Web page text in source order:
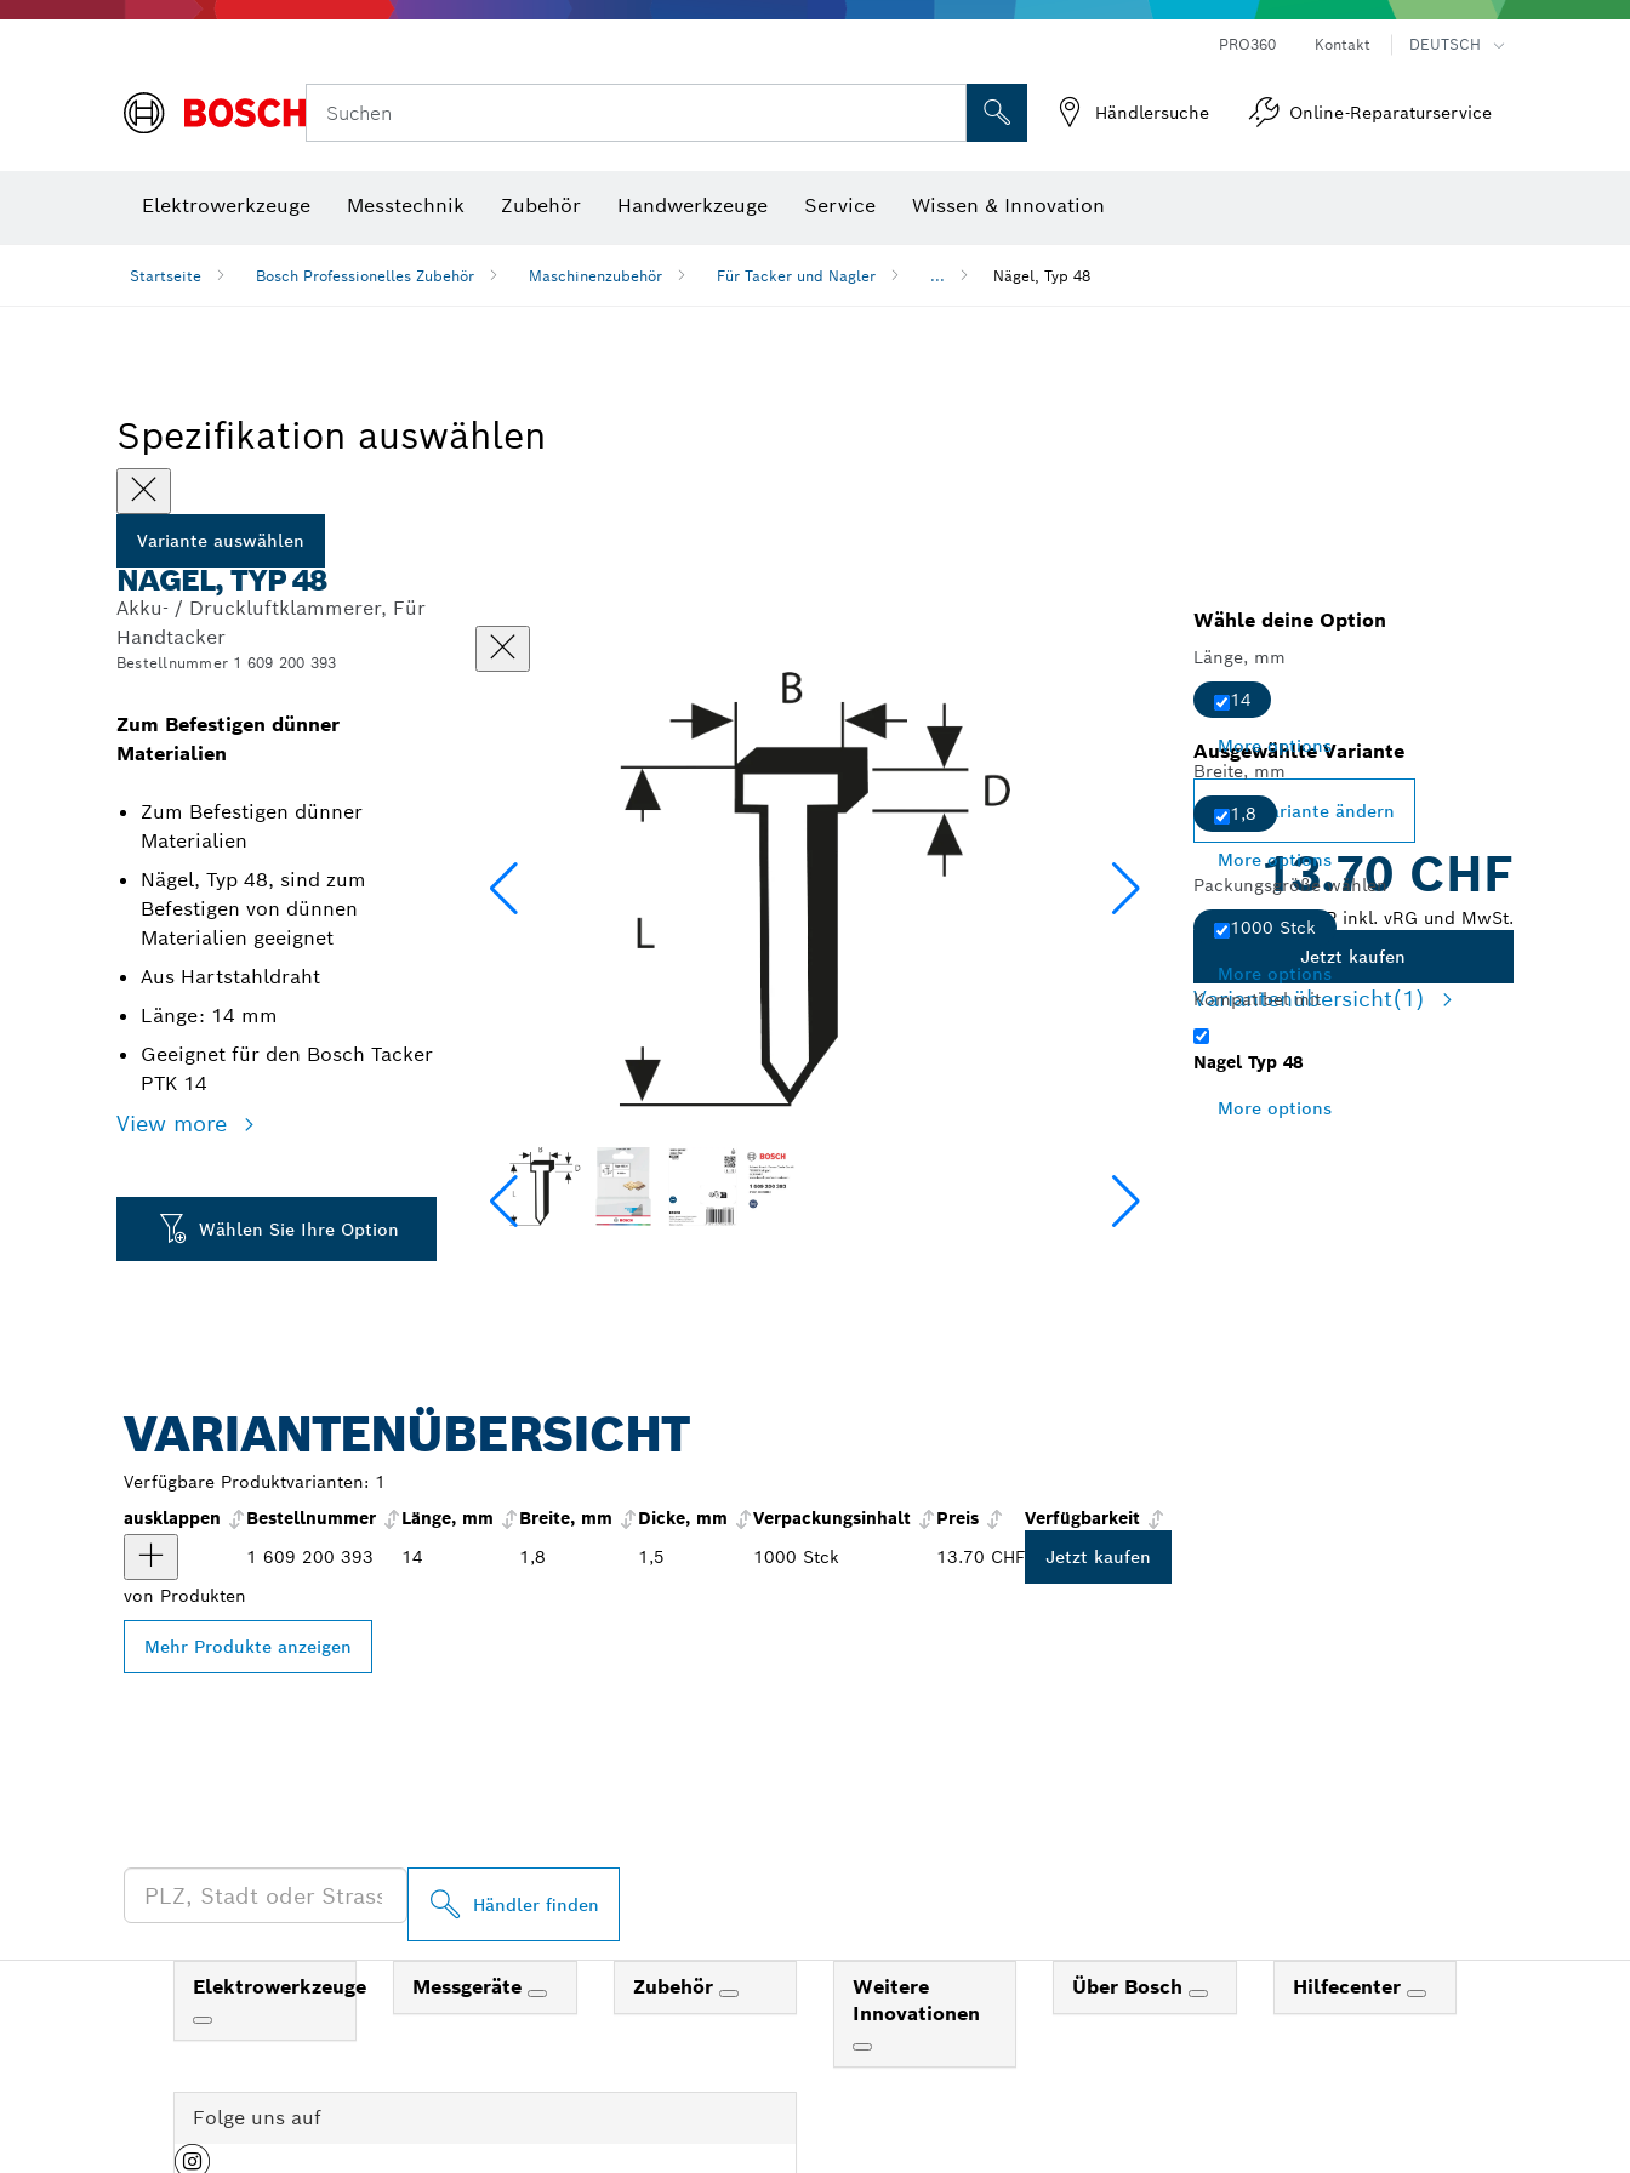
PRO360 Kontakt DEUTSCH
Suchen Händlersuche Online-Reparaturservice
Elektrowerkzeuge Messtechnik Zubehör Handwerkzeuge Service Wissen & Innovation
Startseite Bosch Professionelles Zubehör Maschinenzubehör Für Tacker und Nagler ... Nägel, Typ 48
Spezifikation auswählen
Variante auswählen
NAGEL, TYP 48
Akku- / Druckluftklammerer, Für
Handtacker
Bestellnummer 1 609 200 393
Zum Befestigen dünner
Materialien
Zum Befestigen dünner
Materialien
Nägel, Typ 48, sind zum
Befestigen von dünnen
Materialien geeignet
Aus Hartstahldraht
Länge: 14 mm
Geeignet für den Bosch Tacker
PTK 14
View more
Wählen Sie Ihre Option
Wähle deine Option
Länge, mm
14
More options
Breite, mm
1,8
More options
Packungsgröße wählen
1000 Stck
More options
Kompatibel mit
Nagel Typ 48
More options
Ausgewählte Variante
Variante ändern
13.70 CHF
UVP inkl. vRG und MwSt.
Jetzt kaufen
Variantenübersicht(1)
VARIANTENÜBERSICHT
Verfügbare Produktvarianten: 1
ausklappen
Bestellnummer Länge, mm Breite, mm Dicke, mm Verpackungsinhalt Preis
Verfügbarkeit
1 609 200 393
14 1,8 1,5 1000 Stck 13.70 CHF
Jetzt kaufen
von Produkten
Mehr Produkte anzeigen
Händler finden
Elektrowerkzeuge Messgeräte Zubehör
Weitere
Innovationen
Über Bosch Hilfecenter
Folge uns auf